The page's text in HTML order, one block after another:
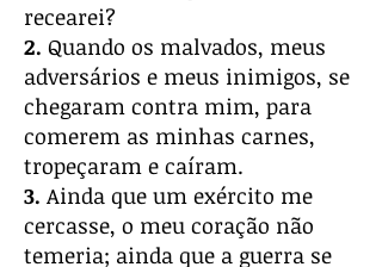
recearei?
2. Quando os malvados, meus
adversários e meus inimigos, se
chegaram contra mim, para
comerem as minhas carnes,
tropeçaram e caíram.
3. Ainda que um exército me
cercasse, o meu coração não
temeria; ainda que a guerra se